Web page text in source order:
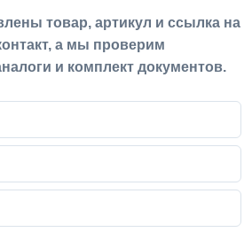
товар, артикул и ссылка на
а мы проверим
и комплект документов.